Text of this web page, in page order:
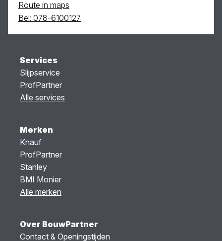
Route in maps
Bel: 078-6100127
Services
Slijpservice
ProfPartner
Alle services
Merken
Knauf
ProfPartner
Stanley
BMI Monier
Alle merken
Over BouwPartner
Contact & Openingstijden